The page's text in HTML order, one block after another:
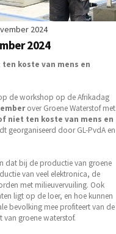
2024
2024
koste van mens en
de workshop op de Afrikadag
over Groene Waterstof met
niet ten koste van mens en
georganiseerd door GL-PvdA en
dat bij de productie van groene
van veel elektronica, de
met milieuvervuiling. Ook
ligt op de loer, en hoe kunnen
bevolking mee profiteert van de
groene waterstof.